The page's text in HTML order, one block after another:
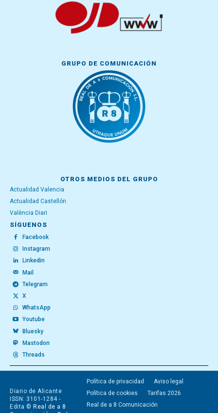
GRUPO DE COMUNICACIÓN
OTROS MEDIOS DEL GRUPO
Actualidad Valencia
Actualidad Castellón
València Diari
SÍGUENOS
Facebook
Instagram
Linkedin
Mail
Telegram
X
WhatsApp
Youtube
Bluesky
Mastodon
Threads
Diario de Alicante
ISSN: 3101-1284 -
Edita © Real de a 8
Política de privacidad
Aviso legal
Política de cookies
Tarifas 2026
Real de a 8 Comunicación